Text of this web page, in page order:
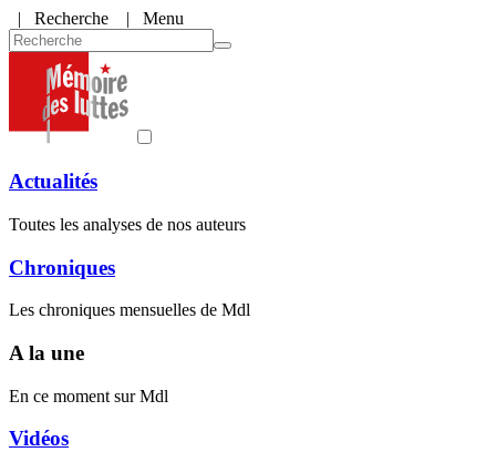
| Recherche | Menu
Actualités
Toutes les analyses de nos auteurs
Chroniques
Les chroniques mensuelles de Mdl
A la une
En ce moment sur Mdl
Vidéos